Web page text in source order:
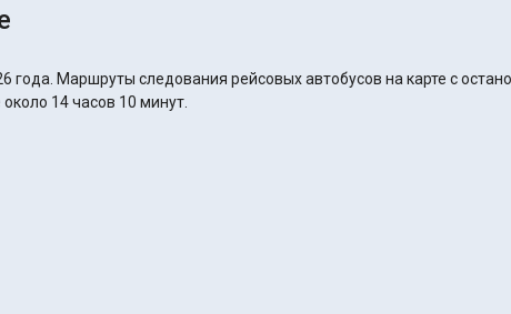
года. Маршруты следования рейсовых автобусов на карте с
14 часов 10 минут.